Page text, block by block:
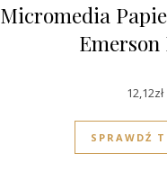
Micromedia
Emerson
12,12zł
SPRAWDŹ